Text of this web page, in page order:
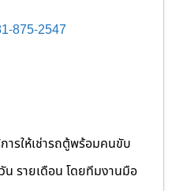
875-2547
ารให้เช่ารถตู้พร้อมคนขับ
รายเดือน โดยทีมงานมือ